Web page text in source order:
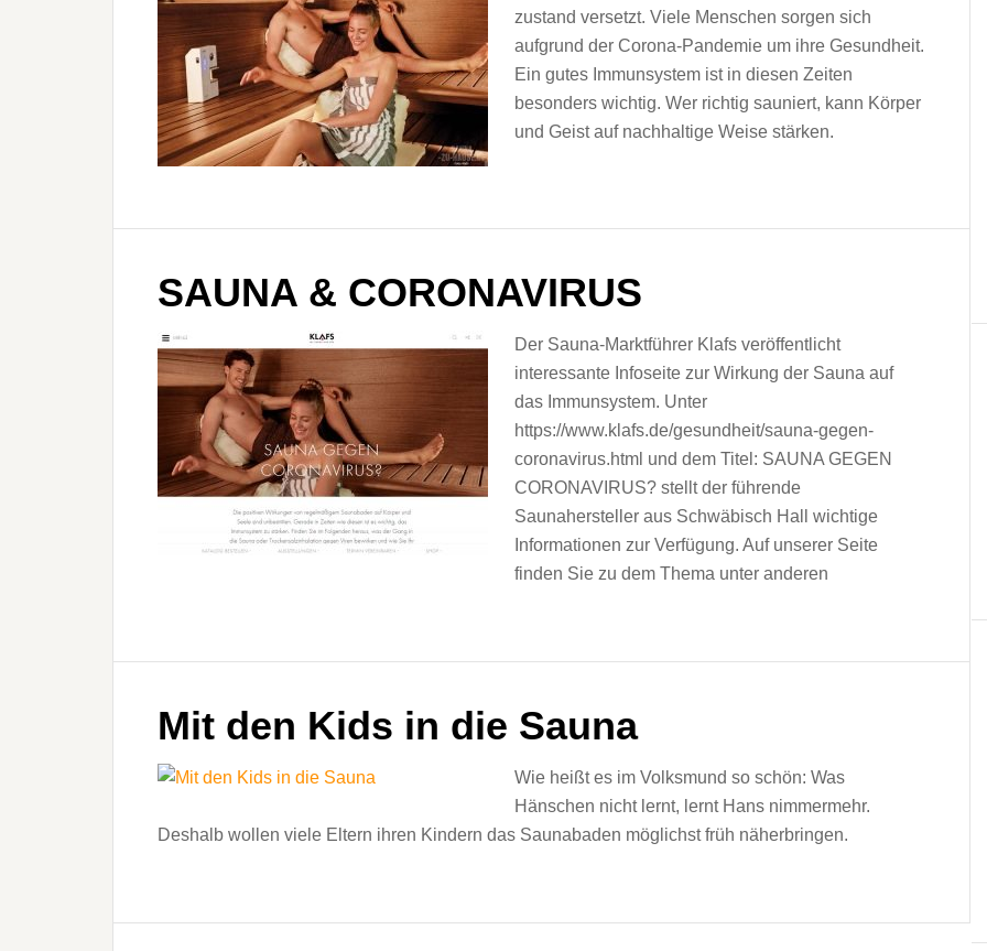
zustand versetzt. Viele Menschen sorgen sich
aufgrund der Corona-Pandemie um ihre Gesundheit.
Ein gutes Immunsystem ist in diesen Zeiten
besonders wichtig. Wer richtig sauniert, kann Körper
und Geist auf nachhaltige Weise stärken.
SAUNA & CORONAVIRUS
Der Sauna-Marktführer Klafs veröffentlicht
interessante Infoseite zur Wirkung der Sauna auf
das Immunsystem. Unter
https://www.klafs.de/gesundheit/sauna-gegen-
coronavirus.html und dem Titel: SAUNA GEGEN
CORONAVIRUS? stellt der führende
Saunahersteller aus Schwäbisch Hall wichtige
Informationen zur Verfügung. Auf unserer Seite
finden Sie zu dem Thema unter anderen
Mit den Kids in die Sauna
Wie heißt es im Volksmund so schön: Was
Hänschen nicht lernt, lernt Hans nimmermehr.
Deshalb wollen viele Eltern ihren Kindern das Saunabaden möglichst früh näherbringen.